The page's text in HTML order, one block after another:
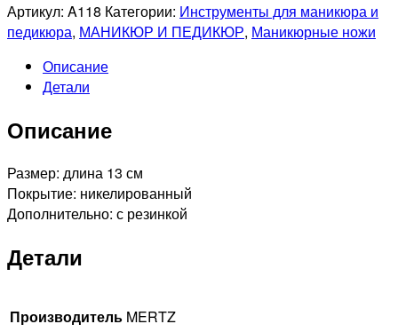
Артикул: A118 Категории: Инструменты для маникюра и
педикюра, МАНИКЮР И ПЕДИКЮР, Маникюрные ножи
Описание
Детали
Описание
Размер: длина 13 см
Покрытие: никелированный
Дополнительно: с резинкой
Детали
Производитель MERTZ